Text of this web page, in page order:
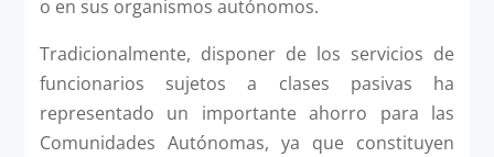
o en sus organismos autónomos.
Tradicionalmente, disponer de los servicios de
funcionarios sujetos a clases pasivas ha
representado un importante ahorro para las
Comunidades Autónomas, ya que constituyen